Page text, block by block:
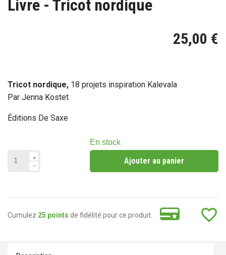
Livre - Tricot nordique
25,00 €
Tricot nordique, 18 projets inspiration Kalevala
Par Jenna Kostet
Éditions De Saxe
En stock
Ajouter au panier
favorite_border
Cumulez 25 points de fidélité pour ce produit.